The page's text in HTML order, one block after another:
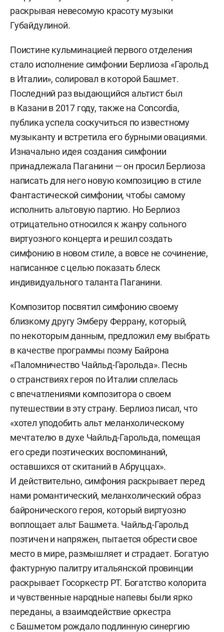
раскрывая невесомую красоту музыки
Губайдулиной.
Поистине кульминацией первого отделения
стало исполнение симфонии Берлиоза «Гарольд
в Италии», солировал в которой Башмет.
Последний раз выдающийся альтист был
в Казани в 2017 году, также на Concordia,
публика успела соскучиться по известному
музыканту и встретила его бурными овациями.
Изначально идея создания симфонии
принадлежала Паганини — он просил Берлиоза
написать для него новую композицию в стиле
Фантастической симфонии, чтобы самому
исполнить альтовую партию. Но Берлиоз
отрицательно относился к жанру сольного
виртуозного концерта и решил создать
симфонию в новом стиле, а вовсе не сочинение,
написанное с целью показать блеск
индивидуального таланта Паганини.
Композитор посвятил симфонию своему
близкому другу Эмберу Феррану, который,
по некоторым данным, предложил ему выбрать
в качестве программы поэму Байрона
«Паломничество Чайльд-Гарольда». Песнь
о странствиях героя по Италии сплелась
с впечатлениями композитора о своем
путешествии в эту страну. Берлиоз писал, что
«хотел уподобить альт меланхолическому
мечтателю в духе Чайльд-Гарольда, помещая
его среди поэтических воспоминаний,
оставшихся от скитаний в Абруццах».
И действительно, симфония раскрывает перед
нами романтический, меланхолический образ
байронического героя, который виртуозно
воплощает альт Башмета. Чайльд-Гарольд
поэтичен и напряжен, пытается обрести свое
место в мире, размышляет и страдает. Богатую
фактурную палитру итальянской провинции
раскрывает Госоркестр РТ. Богатство колорита
и чувственные народные напевы были ярко
переданы, а взаимодействие оркестра
с Башметом рождало подлинную синергию